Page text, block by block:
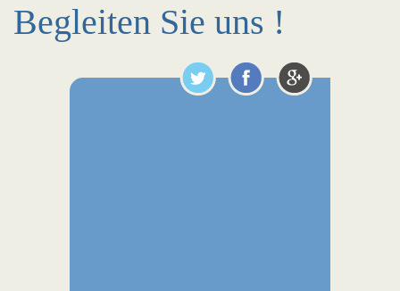
Begleiten Sie uns !